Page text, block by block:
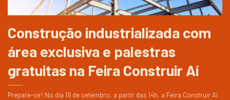
Construção industrializada com
área exclusiva e palestras
gratuitas na Feira Construir Aí
Prepare-se! No dia 19 de setembro, a partir das 14h, a Feira Construir Aí